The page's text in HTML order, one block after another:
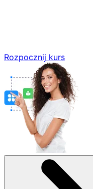
Rozpocznij kurs